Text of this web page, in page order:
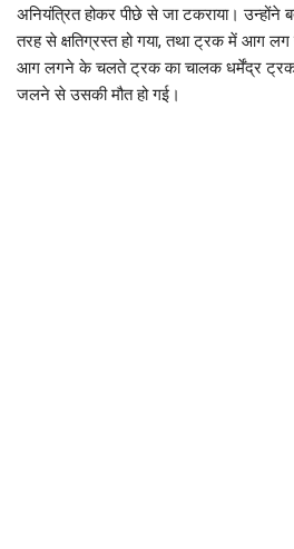
अनियंत्रित होकर पीछे से जा टकराया। उन्होंने
तरह से क्षतिग्रस्त हो गया, तथा ट्रक में आग लग
आग लगने के चलते ट्रक का चालक धर्मेंद्र
जलने से उसकी मौत हो गई।